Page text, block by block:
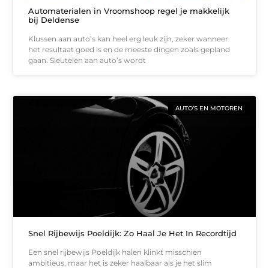
Automaterialen in Vroomshoop regel je makkelijk
bij Deldense
Klussen aan auto’s kan heel erg leuk zijn, zeker wanneer
het resultaat goed is en de meeste dingen zoals gepland
gaan. Sleutelen aan auto’s wordt
AUTO’S EN MOTOREN
Snel Rijbewijs Poeldijk: Zo Haal Je Het In Recordtijd
Een snel rijbewijs Poeldijk halen klinkt misschien
ambitieus, maar het is zeker haalbaar als je het slim